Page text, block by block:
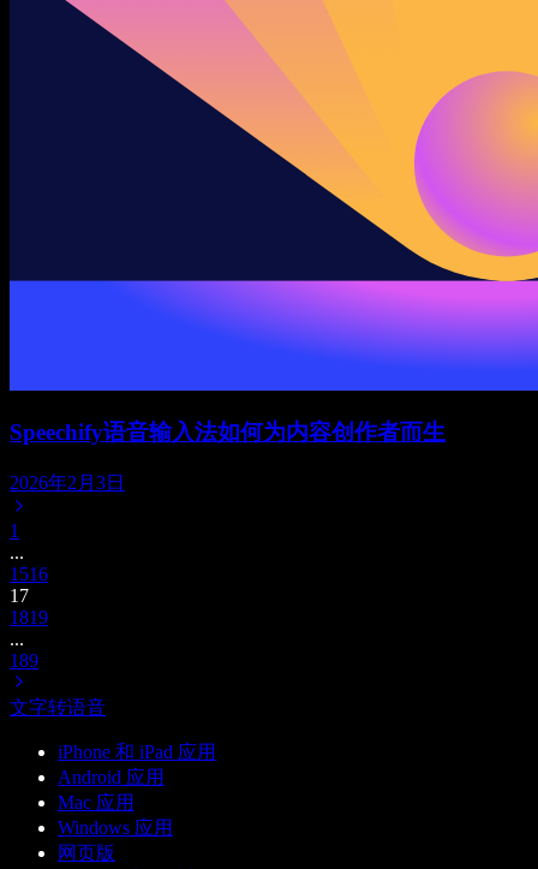
Speechify语音输入法如何为内容创作者而生
2026年2月3日
1
...
1516
17
1819
...
189
文字转语音
iPhone 和 iPad 应用
Android 应用
Mac 应用
Windows 应用
网页版